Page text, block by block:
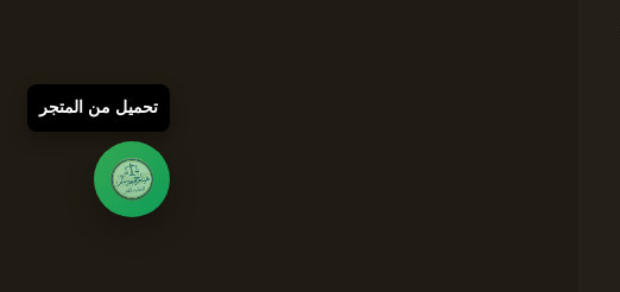
تحميل من المتجر